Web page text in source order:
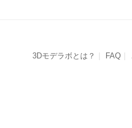
3Dモデラボとは？ FAQ